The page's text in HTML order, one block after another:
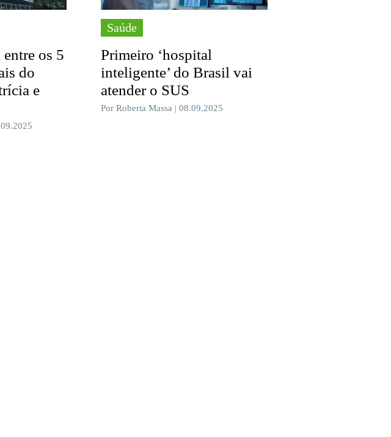
entre os 5
do
e
Saúde
Primeiro ‘hospital
inteligente’ do Brasil vai
atender o SUS
Por Roberta Massa | 08.09.2025